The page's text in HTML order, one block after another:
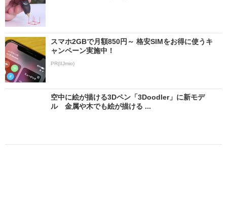
スマホ2GBで月額850円～ 格安SIMをお得に使うキ
ャンペーン実施中！
PR(IIJmio)
空中に絵が描ける3Dペン「3Doodler」に新モデ
ル 金属や木でも絵が描ける ...